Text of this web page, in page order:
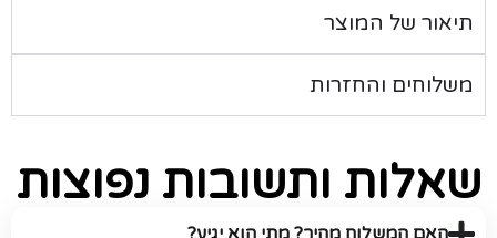
תיאור של המוצר
משלוחים והחזרות
שאלות ותשובות נפוצות